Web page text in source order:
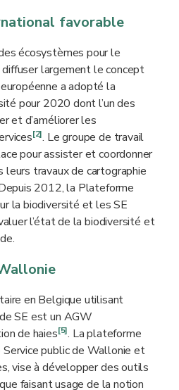
favorable
écosystèmes pour le
largement le concept
a adopté la
pour 2020 dont l’un des
et d’améliorer les
[2]. Le groupe de travail
pour assister et coordonner
travaux de cartographie
2012, la Plateforme
la biodiversité et les SE
l’état de la biodiversité et
en Belgique utilisant
SE est un AGW
de haies[5]. La plateforme
public de Wallonie et
vise à développer des outils
faisant usage de la notion